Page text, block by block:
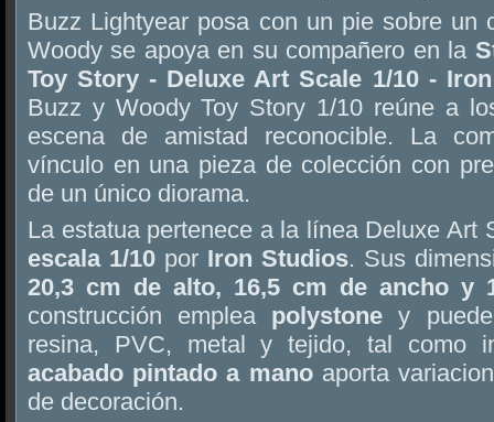
Buzz Lightyear posa con un pie sobre un
Woody se apoya en su compañero en la
Toy Story - Deluxe Art Scale 1/10 -
Buzz y Woody Toy Story 1/10 reúne a
escena de amistad reconocible. La
vínculo en una pieza de colección con
de un único diorama.
La estatua pertenece a la línea Deluxe Art
escala 1/10 por Iron Studios. Sus
20,3 cm de alto, 16,5 cm de ancho y
construcción emplea polystone y
resina, PVC, metal y tejido, tal como
acabado pintado a manoaporta
de decoración.